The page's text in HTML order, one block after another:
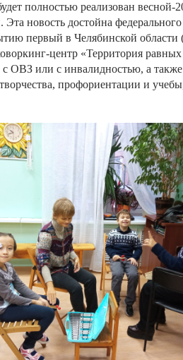
полностью реализован весной-
. Эта новость достойна федерального
первый в Челябинской области
-центр «Территория равных
с ОВЗ или с инвалидностью, а также
творчества, профориентации и учебы